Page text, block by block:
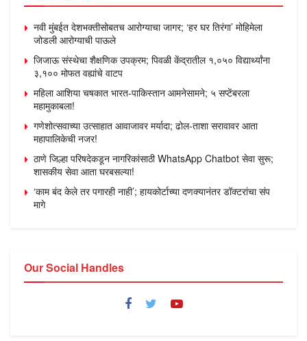
नवी मुंबईत देशभक्तीसोबतच आरोग्याचा जागर; ‘हर घर तिरंगा’ मोहिमेला
जोडली आरोग्याची पाऊले
जिजाऊ संस्थेचा शैक्षणिक उपक्रम; पिवळी केंद्रातील १,०५० विद्यार्थ्यांना
३,१०० मोफत वह्यांचे वाटप
महिला आशिया चषकात भारत-पाकिस्तान आमनेसामने; ५ सप्टेंबरला
महामुकाबला!
गणेशोत्सवाच्या उत्साहात आवाजावर मर्यादा; ढोल-ताशा सरावावर आता
महापालिकेची नजर!
ठाणे जिल्हा परिषदेकडून नागरिकांसाठी WhatsApp Chatbot सेवा सुरू;
शासकीय सेवा आता घरबसल्या!
‘काम बंद केले तर पगारही नाही’; हायकोर्टाच्या दणक्यानंतर डॉक्टरांचा संप
मागे
Our Social Handles